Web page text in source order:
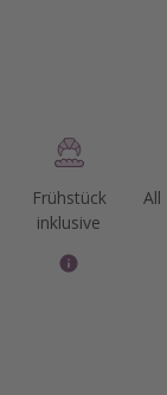
Frühstück
inklusive
All